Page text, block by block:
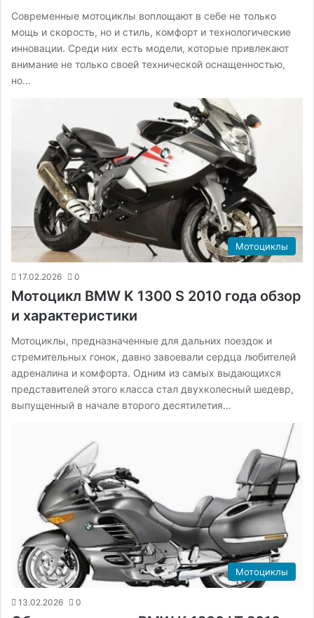
Современные мотоциклы воплощают в себе не только
мощь и скорость, но и стиль, комфорт и технологические
инновации. Среди них есть модели, которые привлекают
внимание не только своей технической оснащенностью,
но…
Мотоциклы
17.02.2026 0
Мотоцикл BMW K 1300 S 2010 года обзор
и характеристики
Мотоциклы, предназначенные для дальних поездок и
стремительных гонок, давно завоевали сердца любителей
адреналина и комфорта. Одним из самых выдающихся
представителей этого класса стал двухколесный шедевр,
выпущенный в начале второго десятилетия…
Мотоциклы
13.02.2026 0